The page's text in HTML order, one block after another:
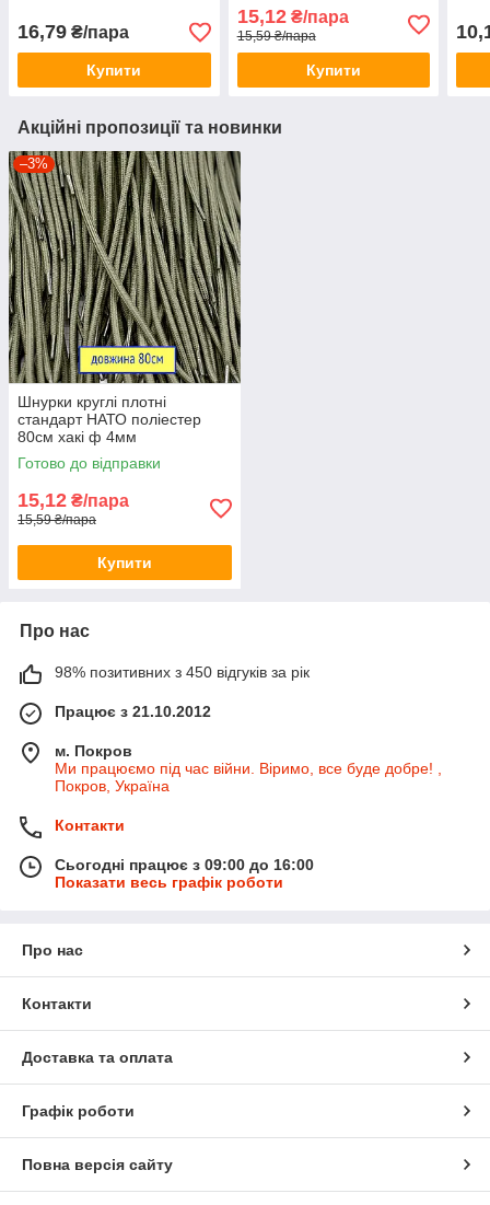
16,79 ₴/пара
Купити
15,12₴/пара
15,59 ₴/пара
Купити
Акційні пропозиції та новинки
–3%
Шнурки круглі плотні
стандарт НАТО поліестер
80см хакі ф 4мм
Готово до відправки
15,12 ₴/пара
15,59 ₴/пара
Купити
Про нас
98% позитивних з 450 відгуків за рік
Працює з 21.10.2012
м. Покров
Ми працюємо під час війни. Віримо, все буде добре! ,
Покров, Україна
Контакти
Сьогодні працює з 09:00 до 16:00
Показати весь графік роботи
Про нас
Контакти
Доставка та оплата
Графік роботи
Повна версія сайту